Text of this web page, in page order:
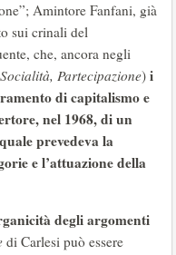
Amintore Fanfani, già
sui crinali del
che, ancora negli
Partecipazione) i
di capitalismo e
nel 1968, di un
prevedeva la
e l’attuazione della
degli argomenti
di Carlesi può essere